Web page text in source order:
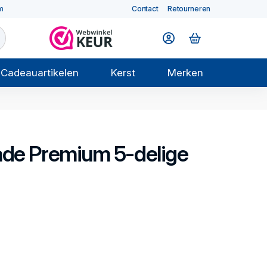
Contact Retourneren
Cadeauartikelen Kerst Merken
Premium5-delige